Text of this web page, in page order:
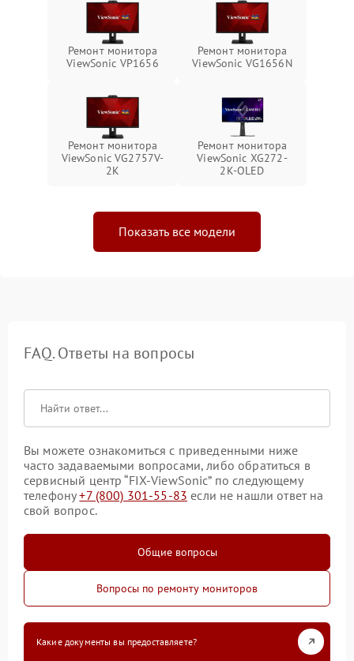
Ремонт монитора
ViewSonic VP1656
Ремонт монитора
ViewSonic VG1656N
Ремонт монитора
ViewSonic VG2757V-
2K
Ремонт монитора
ViewSonic XG272-
2K-OLED
Показать все модели
FAQ. Ответы на вопросы
Вы можете ознакомиться с приведенными ниже
часто задаваемыми вопросами, либо обратиться в
сервисный центр “FIX-ViewSonic” по следующему
телефону+7 (800) 301-55-83 если не нашли ответ на
свой вопрос.
Общие вопросы
Вопросы по ремонту мониторов
Какие документы вы предоставляете?